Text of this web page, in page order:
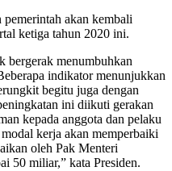
akan kembali
ketiga tahun 2020 ini.
bergerak menumbuhkan
indikator menunjukkan
begitu juga dengan
ini diikuti gerakan
kepada anggota dan pelaku
kerja akan memperbaiki
oleh Pak Menteri
50 miliar,” kata Presiden.